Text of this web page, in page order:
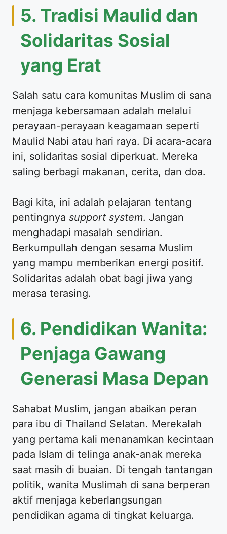
5. Tradisi Maulid dan
Solidaritas Sosial
yang Erat
Salah satu cara komunitas Muslim di sana
menjaga kebersamaan adalah melalui
perayaan-perayaan keagamaan seperti
Maulid Nabi atau hari raya. Di acara-acara
ini, solidaritas sosial diperkuat. Mereka
saling berbagi makanan, cerita, dan doa.
Bagi kita, ini adalah pelajaran tentang
pentingnya support system. Jangan
menghadapi masalah sendirian.
Berkumpullah dengan sesama Muslim
yang mampu memberikan energi positif.
Solidaritas adalah obat bagi jiwa yang
merasa terasing.
6. Pendidikan Wanita:
Penjaga Gawang
Generasi Masa Depan
Sahabat Muslim, jangan abaikan peran
para ibu di Thailand Selatan. Merekalah
yang pertama kali menanamkan kecintaan
pada Islam di telinga anak-anak mereka
saat masih di buaian. Di tengah tantangan
politik, wanita Muslimah di sana berperan
aktif menjaga keberlangsungan
pendidikan agama di tingkat keluarga.